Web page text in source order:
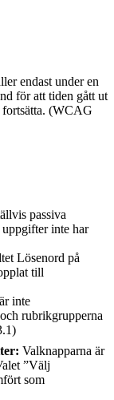
endast under en
för att tiden gått ut
fortsätta. (WCAG
passiva
uppgifter inte har
Lösenord på
till
inte
rubrikgrupperna
Valknapparna är
”Välj
som